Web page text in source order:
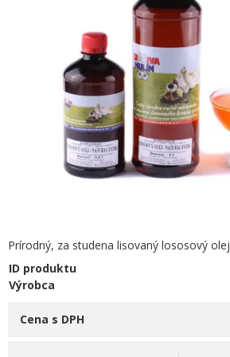
Prírodný, za studena lisovaný lososový olej
ID produktu
Výrobca
Cena s DPH